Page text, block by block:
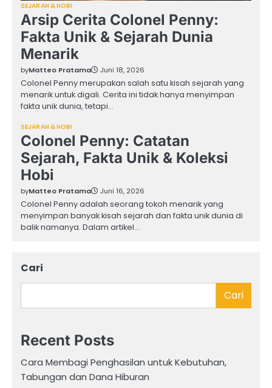
SEJARAH & HOBI
Arsip Cerita Colonel Penny:
Fakta Unik & Sejarah Dunia
Menarik
byMatteo Pratama Juni 18, 2026
Colonel Penny merupakan salah satu kisah sejarah yang
menarik untuk digali. Cerita ini tidak hanya menyimpan
fakta unik dunia, tetapi…
SEJARAH & HOBI
Colonel Penny: Catatan
Sejarah, Fakta Unik & Koleksi
Hobi
byMatteo Pratama Juni 16, 2026
Colonel Penny adalah seorang tokoh menarik yang
menyimpan banyak kisah sejarah dan fakta unik dunia di
balik namanya. Dalam artikel…
Cari
Cari
Recent Posts
Cara Membagi Penghasilan untuk Kebutuhan,
Tabungan dan Dana Hiburan